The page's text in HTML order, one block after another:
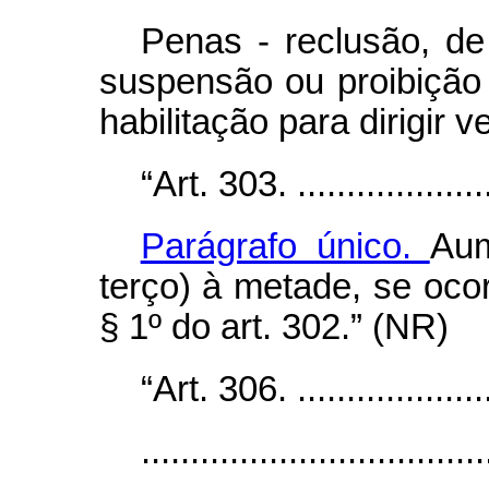
Penas - reclusão,
suspensão ou
habilitação para dirigir
“Art. 303.
Parágrafo único.
terço) à metade, se
§ 1º do art. 302.” (NR)
“Art. 306.